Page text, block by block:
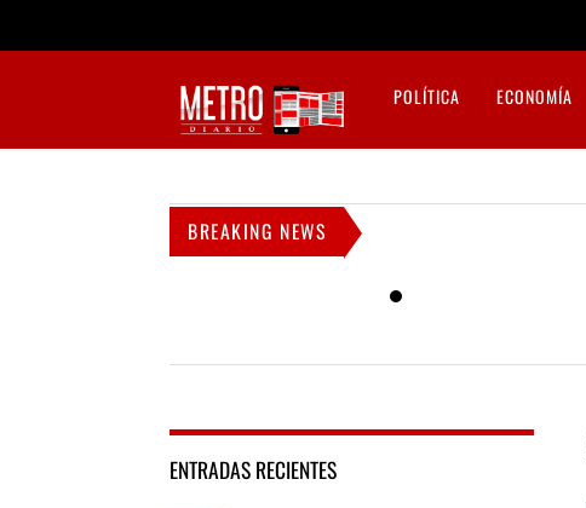
POLÍTICA ECONOMÍA
BREAKING NEWS
ENTRADAS RECIENTES